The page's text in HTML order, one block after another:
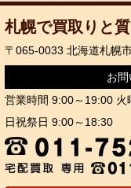
札幌で買取りと
〒065-0033 北海道札幌
お
営業時間 9:00～19:00
日祝祭日 9:00～18:30